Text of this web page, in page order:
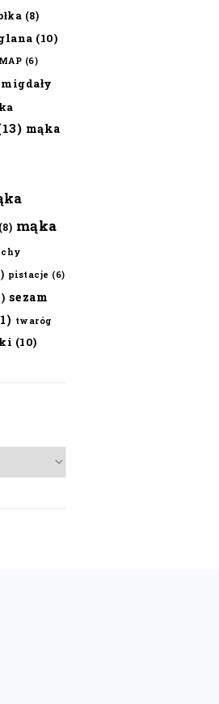
(8)
(10)
(6)
migdały
mąka
(8) mąka
pistacje (6)
sezam
twaróg
(10)